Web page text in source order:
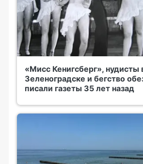
«Мисс Кенигсберг», нудисты
Зеленоградске и бегство
писали газеты 35 лет назад